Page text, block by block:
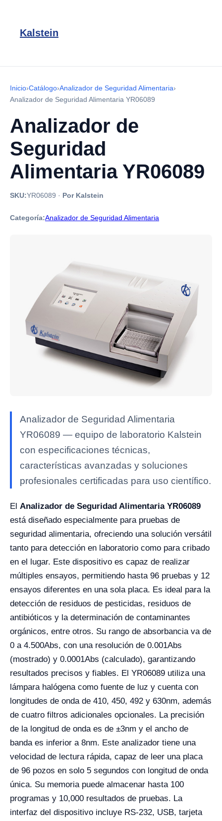
Kalstein
Inicio›Catálogo›Analizador de Seguridad Alimentaria›
Analizador de Seguridad Alimentaria YR06089
Analizador de
Seguridad
Alimentaria YR06089
SKU:YR06089 · Por Kalstein
Categoría:Analizador de Seguridad Alimentaria
Analizador de Seguridad Alimentaria
YR06089 — equipo de laboratorio Kalstein
con especificaciones técnicas,
características avanzadas y soluciones
profesionales certificadas para uso científico.
El Analizador de Seguridad Alimentaria YR06089
está diseñado especialmente para pruebas de
seguridad alimentaria, ofreciendo una solución versátil
tanto para detección en laboratorio como para cribado
en el lugar. Este dispositivo es capaz de realizar
múltiples ensayos, permitiendo hasta 96 pruebas y 12
ensayos diferentes en una sola placa. Es ideal para la
detección de residuos de pesticidas, residuos de
antibióticos y la determinación de contaminantes
orgánicos, entre otros. Su rango de absorbancia va de
0 a 4.500Abs, con una resolución de 0.001Abs
(mostrado) y 0.0001Abs (calculado), garantizando
resultados precisos y fiables. El YR06089 utiliza una
lámpara halógena como fuente de luz y cuenta con
longitudes de onda de 410, 450, 492 y 630nm, además
de cuatro filtros adicionales opcionales. La precisión
de la longitud de onda es de ±3nm y el ancho de
banda es inferior a 8nm. Este analizador tiene una
velocidad de lectura rápida, capaz de leer una placa
de 96 pozos en solo 5 segundos con longitud de onda
única. Su memoria puede almacenar hasta 100
programas y 10,000 resultados de pruebas. La
interfaz del dispositivo incluye RS-232, USB, tarjeta